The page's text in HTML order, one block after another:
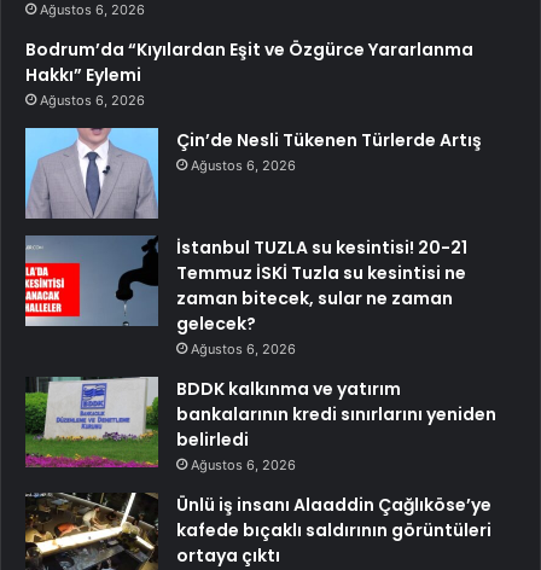
Ağustos 6, 2026
Bodrum’da “Kıyılardan Eşit ve Özgürce Yararlanma
Hakkı” Eylemi
Ağustos 6, 2026
Çin’de Nesli Tükenen Türlerde Artış
Ağustos 6, 2026
İstanbul TUZLA su kesintisi! 20-21
Temmuz İSKİ Tuzla su kesintisi ne
zaman bitecek, sular ne zaman
gelecek?
Ağustos 6, 2026
BDDK kalkınma ve yatırım
bankalarının kredi sınırlarını yeniden
belirledi
Ağustos 6, 2026
Ünlü iş insanı Alaaddin Çağlıköse’ye
kafede bıçaklı saldırının görüntüleri
ortaya çıktı